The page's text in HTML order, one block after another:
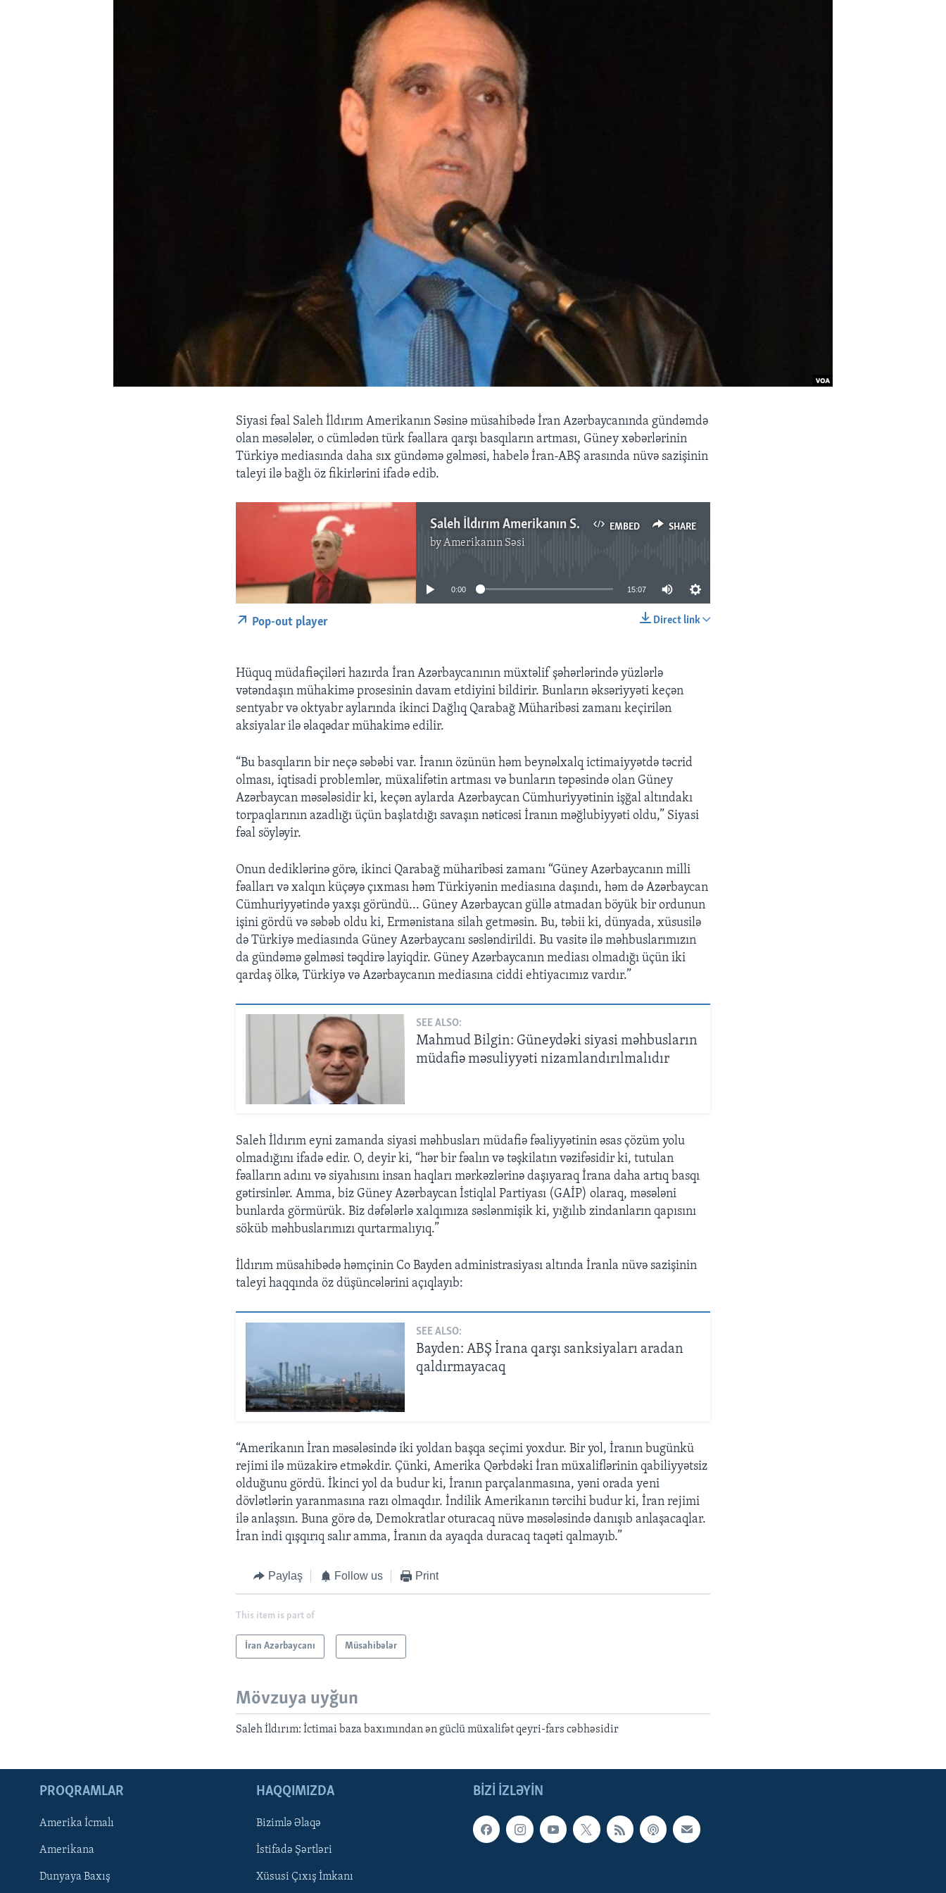
BIZI IZLƏYIN
Siyasi fəal Saleh İldırım Amerikanın Səsinə müsahibədə İran Azərbaycanında gündəmdə
olan məsələlər, o cümlədən türk fəallara qarşı basqıların artması, Güney xəbərlərinin
Türkiyə mediasında daha sıx gündəmə gəlməsi, habelə İran-ABŞ arasında nüvə sazişinin
taleyi ilə bağlı öz fikirlərini ifadə edib.
EMBED SHARE
Saleh İldırım Amerikanın Səsinə danışır
byAmerikanın Səsi
No media source currently available
0:00 15:07
Direct link
Pop-out player
Hüquq müdafiəçiləri hazırda İran Azərbaycanının müxtəlif şəhərlərində yüzlərlə
vətəndaşın mühakimə prosesinin davam etdiyini bildirir. Bunların əksəriyyəti keçən
sentyabr və oktyabr aylarında ikinci Dağlıq Qarabağ Müharibəsi zamanı keçirilən
aksiyalar ilə əlaqədar mühakimə edilir.
“Bu basqıların bir neçə səbəbi var. İranın özünün həm beynəlxalq ictimaiyyətdə təcrid
olması, iqtisadi problemlər, müxalifətin artması və bunların təpəsində olan Güney
Azərbaycan məsələsidir ki, keçən aylarda Azərbaycan Cümhuriyyətinin işğal altındakı
torpaqlarının azadlığı üçün başlatdığı savaşın nəticəsi İranın məğlubiyyəti oldu,” Siyasi
fəal söyləyir.
Onun dediklərinə görə, ikinci Qarabağ müharibəsi zamanı “Güney Azərbaycanın milli
fəalları və xalqın küçəyə çıxması həm Türkiyənin mediasına daşındı, həm də Azərbaycan
Cümhuriyyətində yaxşı göründü... Güney Azərbaycan güllə atmadan böyük bir ordunun
işini gördü və səbəb oldu ki, Ermənistana silah getməsin. Bu, təbii ki, dünyada, xüsusilə
də Türkiyə mediasında Güney Azərbaycanı səsləndirildi. Bu vasitə ilə məhbuslarımızın
da gündəmə gəlməsi təqdirə layiqdir. Güney Azərbaycanın mediası olmadığı üçün iki
qardaş ölkə, Türkiyə və Azərbaycanın mediasına ciddi ehtiyacımız vardır.”
SEE ALSO:
Mahmud Bilgin: Güneydəki siyasi məhbusların
müdafiə məsuliyyəti nizamlandırılmalıdır
Saleh İldırım eyni zamanda siyasi məhbusları müdafiə fəaliyyətinin əsas çözüm yolu
olmadığını ifadə edir. O, deyir ki, “hər bir fəalın və təşkilatın vəzifəsidir ki, tutulan
fəalların adını və siyahısını insan haqları mərkəzlərinə daşıyaraq İrana daha artıq basqı
gətirsinlər. Amma, biz Güney Azərbaycan İstiqlal Partiyası (GAİP) olaraq, məsələni
bunlarda görmürük. Biz dəfələrlə xalqımıza səslənmişik ki, yığılıb zindanların qapısını
söküb məhbuslarımızı qurtarmalıyıq.”
İldırım müsahibədə həmçinin Co Bayden administrasiyası altında İranla nüvə sazişinin
taleyi haqqında öz düşüncələrini açıqlayıb:
SEE ALSO:
Bayden: ABŞ İrana qarşı sanksiyaları aradan
qaldırmayacaq
“Amerikanın İran məsələsində iki yoldan başqa seçimi yoxdur. Bir yol, İranın bugünkü
rejimi ilə müzakirə etməkdir. Çünki, Amerika Qərbdəki İran müxaliflərinin qabiliyyətsiz
olduğunu gördü. İkinci yol da budur ki, İranın parçalanmasına, yəni orada yeni
dövlətlərin yaranmasına razı olmaqdır. İndilik Amerikanın tərcihi budur ki, İran rejimi
ilə anlaşsın. Buna görə də, Demokratlar oturacaq nüvə məsələsində danışıb anlaşacaqlar.
İran indi qışqırıq salır amma, İranın da ayaqda duracaq taqəti qalmayıb.”
Paylaş Follow us Print
This item is part of
İran Azərbaycanı Müsahibələr
Mövzuya uyğun
Saleh İldırım: İctimai baza baxımından ən güclü müxalifət qeyri-fars cəbhəsidir
BIZI IZLƏYIN
PROQRAMLAR
Amerika İcmalı
Amerikana
Dunyaya Baxış
HAQQIMIZDA
Bizimlə Əlaqə
İstifadə Şərtləri
Xüsusi Çıxış İmkanı